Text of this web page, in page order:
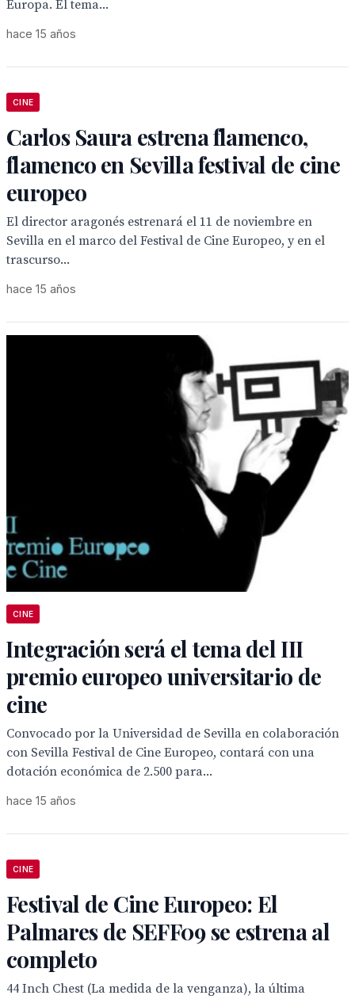
Europa. El tema...
hace 15 años
CINE
Carlos Saura estrena flamenco,
flamenco en Sevilla festival de cine
europeo
El director aragonés estrenará el 11 de noviembre en
Sevilla en el marco del Festival de Cine Europeo, y en el
trascurso...
hace 15 años
CINE
Integración será el tema del III
premio europeo universitario de
cine
Convocado por la Universidad de Sevilla en colaboración
con Sevilla Festival de Cine Europeo, contará con una
dotación económica de 2.500 para...
hace 15 años
CINE
Festival de Cine Europeo: El
Palmares de SEFF09 se estrena al
completo
44 Inch Chest (La medida de la venganza), la última